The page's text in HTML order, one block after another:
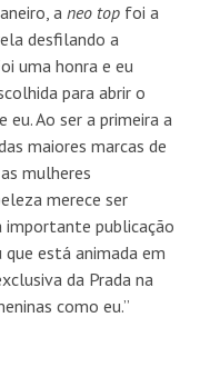
a neo topfoi a
desfilando a
uma honra e eu
para abrir o
Ao ser a primeira a
maiores marcas de
mulheres
merece ser
importante publicação
está animada em
da Prada na
como eu.”